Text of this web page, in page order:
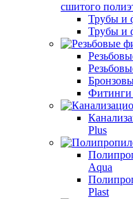
сшитого
Трубы и
Трубы и
Фитинги
Plus
Aqua
Plast